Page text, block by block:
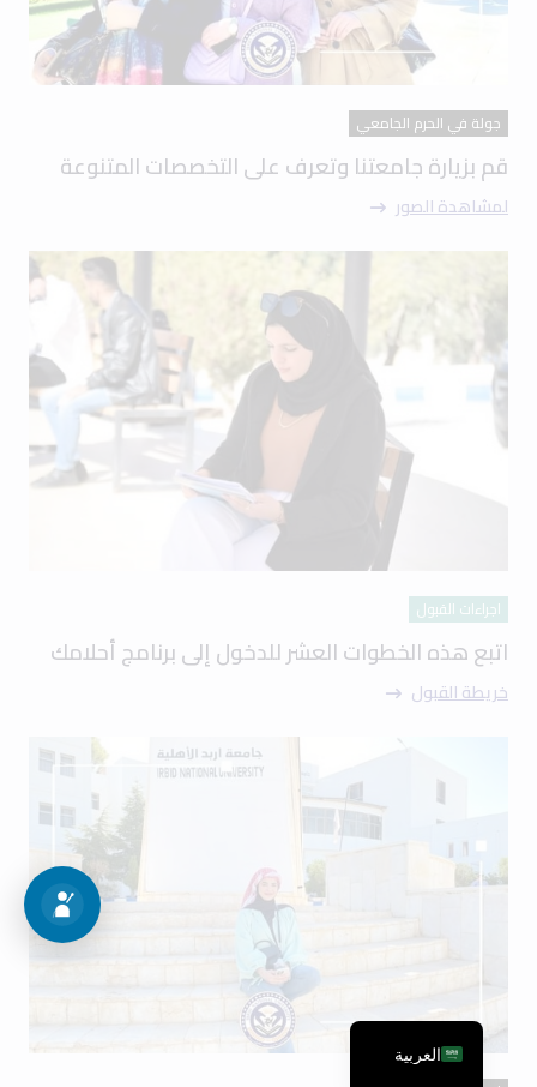
جولة في الحرم الجامعي
قم بزيارة جامعتنا وتعرف على التخصصات المتنوعة
لمشاهدة الصور
اجراءات القبول
اتبع هذه الخطوات العشر للدخول إلى برنامج أحلامك
خريطة القبول
العربية